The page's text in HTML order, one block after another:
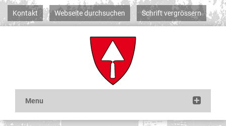
Kontakt Webseite durchsuchen Schrift vergrössern